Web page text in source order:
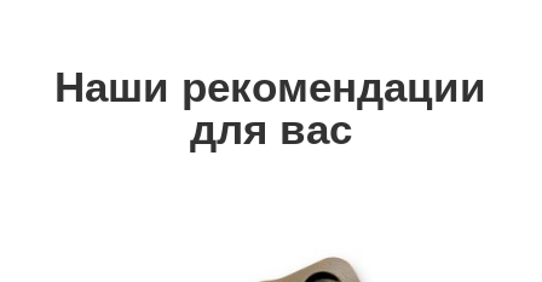
Наши рекомендации
для вас